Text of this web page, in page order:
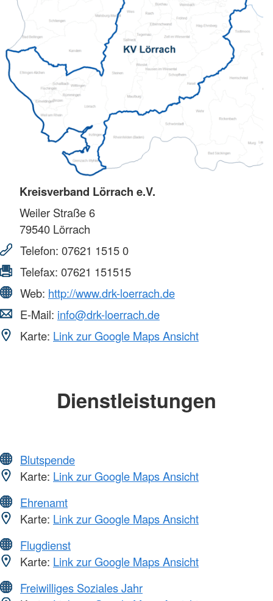
Kreisverband Lörrach e.V.
Weiler Straße 6
79540 Lörrach
Telefon: 07621 1515 0
Telefax: 07621 151515
Web: http://www.drk-loerrach.de
E-Mail: info@drk-loerrach.de
Karte: Link zur Google Maps Ansicht
Dienstleistungen
Blutspende
Karte: Link zur Google Maps Ansicht
Ehrenamt
Karte: Link zur Google Maps Ansicht
Flugdienst
Karte: Link zur Google Maps Ansicht
Freiwilliges Soziales Jahr